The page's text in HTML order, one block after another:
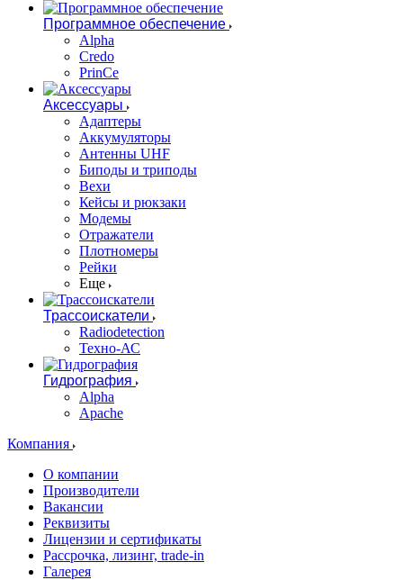
Программное обеспечение
Alpha
Credo
PrinCe
Аксессуары
Адаптеры
Аккумуляторы
Антенны UHF
Биподы и триподы
Вехи
Кейсы и рюкзаки
Модемы
Отражатели
Плотномеры
Рейки
Еще
Трассоискатели
Radiodetection
Техно-АС
Гидрография
Alpha
Apache
Компания
О компании
Производители
Вакансии
Реквизиты
Лицензии и сертификаты
Рассрочка, лизинг, trade-in
Галерея